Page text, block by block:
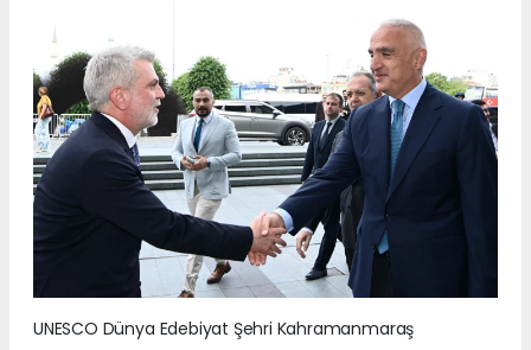
UNESCO Dünya Edebiyat Şehri Kahramanmaraş